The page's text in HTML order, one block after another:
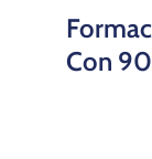
Con